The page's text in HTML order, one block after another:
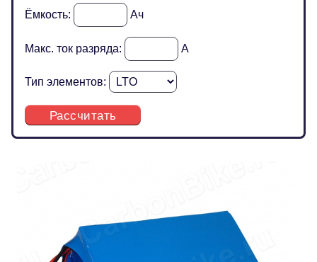
Ёмкость: Ач
Макс. ток разряда: А
Тип элементов:
Рассчитать